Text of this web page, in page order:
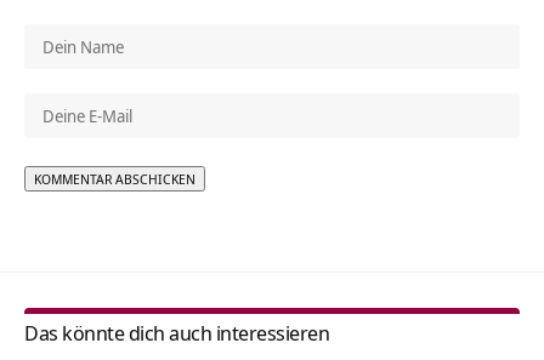
Das könnte dich auch interessieren